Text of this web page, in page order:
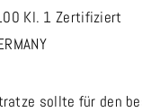
Kl. 1 Zertifiziert
sollte für den